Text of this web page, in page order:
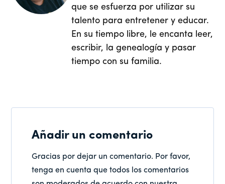
que se esfuerza por utilizar su
talento para entretener y educar.
En su tiempo libre, le encanta leer,
escribir, la genealogía y pasar
tiempo con su familia.
Añadir un comentario
Gracias por dejar un comentario. Por favor,
tenga en cuenta que todos los comentarios